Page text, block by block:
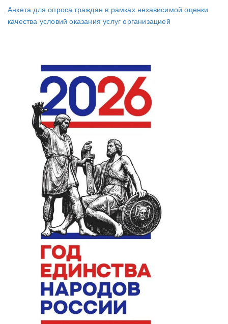
Анкета для опроса граждан в рамках независимой оценки
качества условий оказания услуг организацией